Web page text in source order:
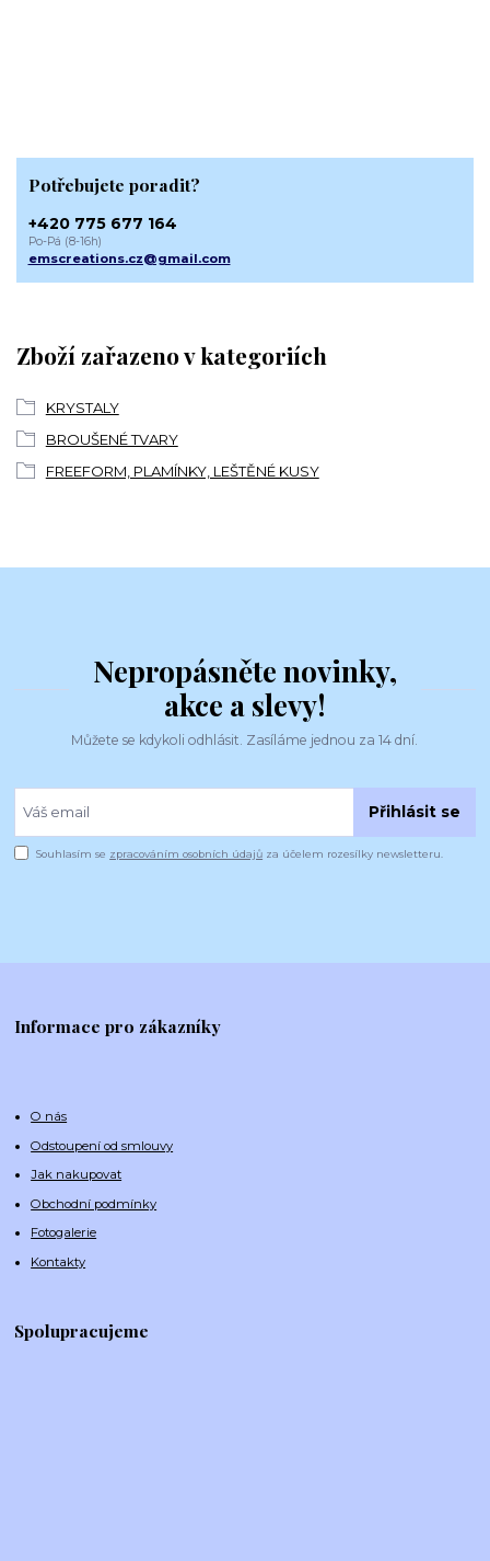
Zboží zařazeno v kategoriích
KRYSTALY
BROUŠENÉ TVARY
FREEFORM, PLAMÍNKY, LEŠTĚNÉ KUSY
Potřebujete poradit?
+420 775 677 164
Po-Pá (8-16h)
emscreations.cz@gmail.com
Nepropásněte novinky,
akce a slevy!
Můžete se kdykoli odhlásit. Zasíláme jednou za 14 dní.
Přihlásit se
Souhlasím se zpracováním osobních údajů za účelem rozesílky newsletteru.
Informace pro zákazníky
O nás
Odstoupení od smlouvy
Jak nakupovat
Obchodní podmínky
Fotogalerie
Kontakty
Spolupracujeme